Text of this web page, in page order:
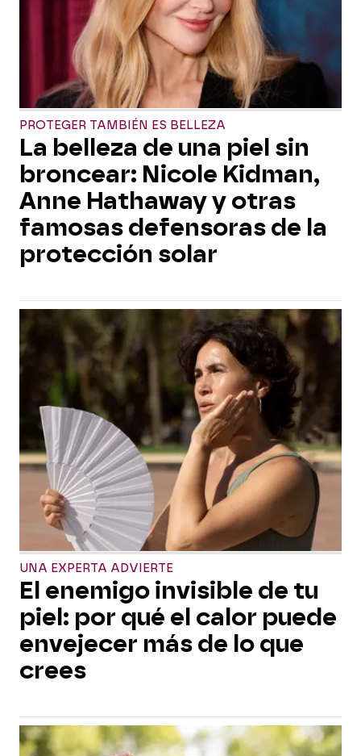
PROTEGER TAMBIÉN ES BELLEZA
La belleza de una piel sin
broncear: Nicole Kidman,
Anne Hathaway y otras
famosas defensoras de la
protección solar
UNA EXPERTA ADVIERTE
El enemigo invisible de tu
piel: por qué el calor puede
envejecer más de lo que
crees